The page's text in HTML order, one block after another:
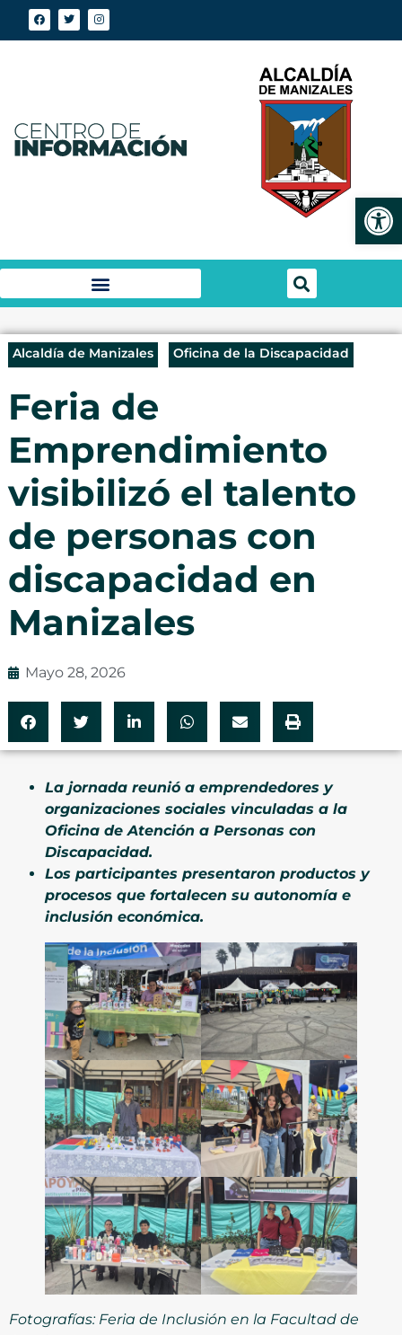
Alcaldía de Manizales Oficina de la Discapacidad
Feria de
Emprendimiento
visibilizó el talento
de personas con
discapacidad en
Manizales
Mayo 28, 2026
La jornada reunió a emprendedores y
organizaciones sociales vinculadas a la
Oficina de Atención a Personas con
Discapacidad.
Los participantes presentaron productos y
procesos que fortalecen su autonomía e
inclusión económica.
Fotografías: Feria de Inclusión en la Facultad de